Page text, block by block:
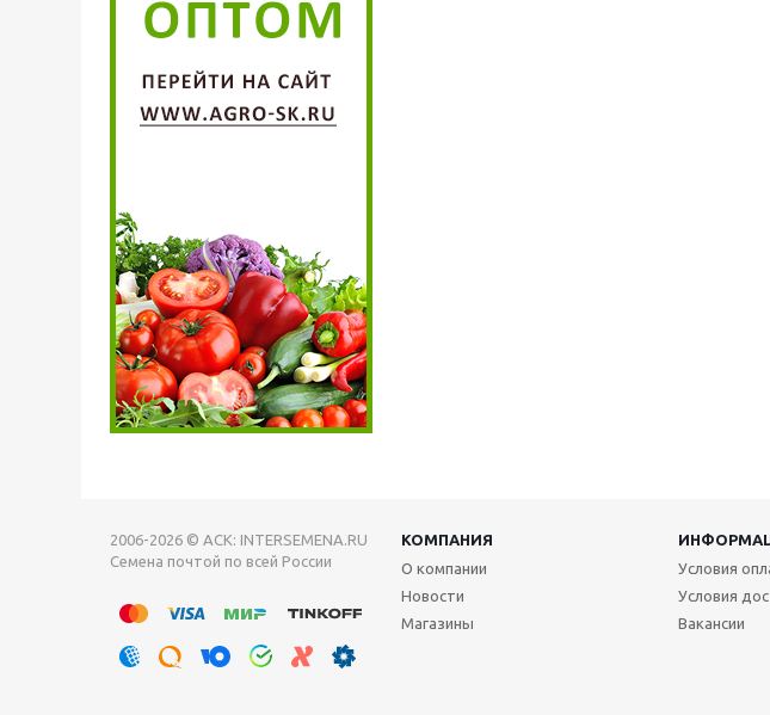
2006-2026 © АСК: INTERSEMENA.RU
Семена почтой по всей России
КОМПАНИЯ
О компании
Новости
Магазины
Условия
Условия
Вакансии